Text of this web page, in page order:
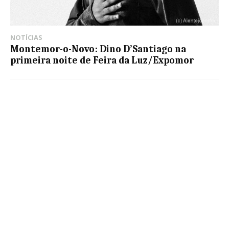
NOTÍCIAS
Montemor-o-Novo: Dino D’Santiago na
primeira noite de Feira da Luz/Expomor